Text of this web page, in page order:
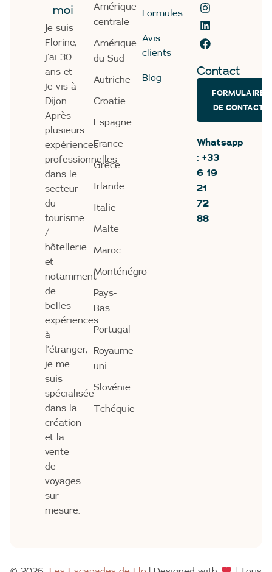
moi
Je suis
Florine,
j’ai 30
ans et
je vis à
Dijon.
Après
plusieurs
expériences
professionnelles
dans le
secteur
du
tourisme
/
hôtellerie
et
notamment
de
belles
expériences
à
l’étranger,
je me
suis
spécialisée
dans la
création
et la
vente
de
voyages
sur-
mesure.
Amérique
centrale
Amérique
du Sud
Autriche
Croatie
Espagne
France
Grèce
Irlande
Italie
Malte
Maroc
Monténégro
Pays-
Bas
Portugal
Royaume-
uni
Slovénie
Tchéquie
Formules
Avis
clients
Blog
Contact
FORMULAIRE
DE CONTACT
Whatsapp
: +33
6 19
21
72
88